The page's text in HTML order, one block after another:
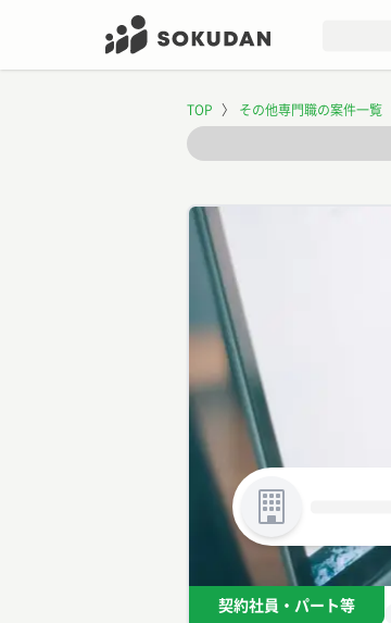
TOP 〉 その他専門職の案件一覧
契約社員・パート等